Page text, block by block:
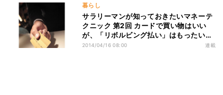
暮らし
サラリーマンが知っておきたいマネーテ
クニック 第2回 カードで買い物はいい
が、「リボルビング払い」はもったいな
い。
2014/04/16 08:00 連載